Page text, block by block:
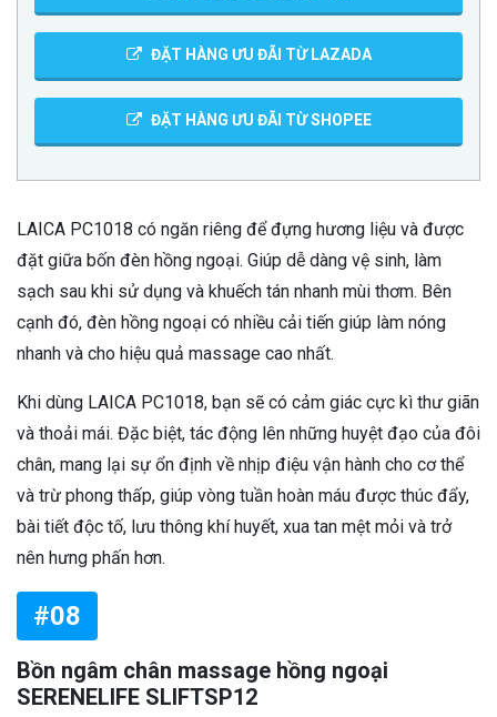
ĐẶT HÀNG ƯU ĐÃI TỪ LAZADA
ĐẶT HÀNG ƯU ĐÃI TỪ SHOPEE
LAICA PC1018 có ngăn riêng để đựng hương liệu và được
đặt giữa bốn đèn hồng ngoại. Giúp dễ dàng vệ sinh, làm
sạch sau khi sử dụng và khuếch tán nhanh mùi thơm. Bên
cạnh đó, đèn hồng ngoại có nhiều cải tiến giúp làm nóng
nhanh và cho hiệu quả massage cao nhất.
Khi dùng LAICA PC1018, bạn sẽ có cảm giác cực kì thư giãn
và thoải mái. Đặc biệt, tác động lên những huyệt đạo của đôi
chân, mang lại sự ổn định về nhịp điệu vận hành cho cơ thể
và trừ phong thấp, giúp vòng tuần hoàn máu được thúc đẩy,
bài tiết độc tố, lưu thông khí huyết, xua tan mệt mỏi và trở
nên hưng phấn hơn.
#08
Bồn ngâm chân massage hồng ngoại
SERENELIFE SLIFTSP12